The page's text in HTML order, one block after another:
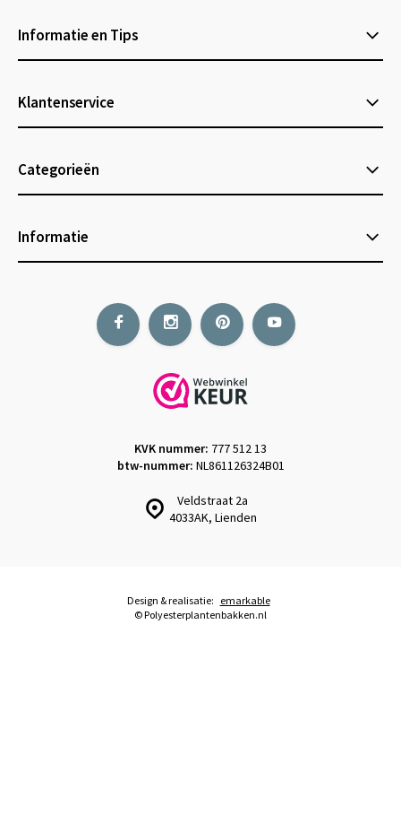
Informatie en Tips
Klantenservice
Categorieën
Informatie
Veldstraat 2a
4033AK, Lienden
KVK nummer: 777 512 13
btw-nummer: NL861126324B01
© Polyesterplantenbakken.nl
Design & realisatie: emarkable